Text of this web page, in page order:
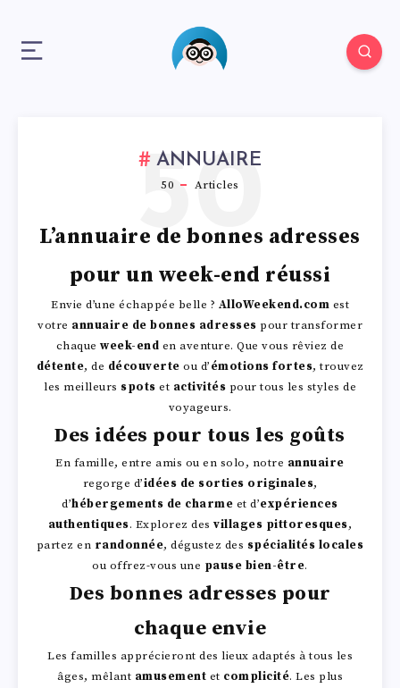
ANNUAIRE
50 Articles
50
L’annuaire de bonnes adresses
pour un week-end réussi
Envie d’une échappée belle ? AlloWeekend.com est
votre annuaire de bonnes adresses pour transformer
chaqueweek-end en aventure. Que vous rêviez de
détente, de découverte ou d’émotions fortes, trouvez
les meilleurs spots et activités pour tous les styles de
voyageurs.
Des idées pour tous les goûts
En famille, entre amis ou en solo, notre annuaire
regorge d’idées de sorties originales,
d’hébergements de charme et d’expériences
authentiques. Explorez desvillages pittoresques,
partez en randonnée, dégustez des spécialités locales
ou offrez-vous une pause bien-être.
Des bonnes adresses pour
chaque envie
Les familles apprécieront des lieux adaptés à tous les
âges, mêlant amusement et complicité. Les plus